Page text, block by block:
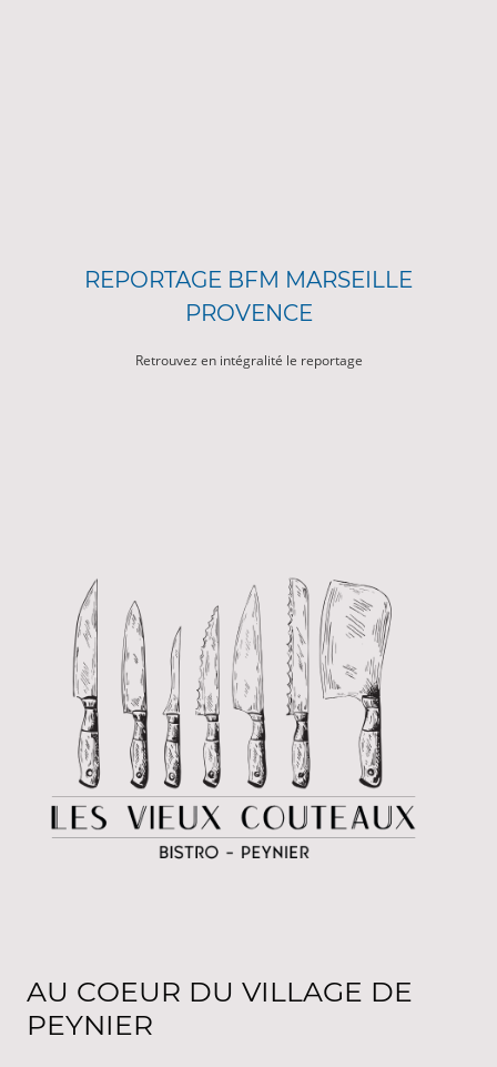
REPORTAGE BFM MARSEILLE
PROVENCE
Retrouvez en intégralité le reportage
AU COEUR DU VILLAGE DE
PEYNIER